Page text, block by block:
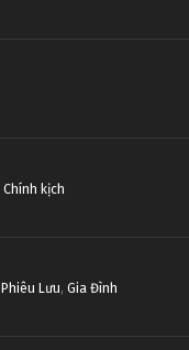
Chính kịch
Phiêu Lưu, Gia Đình